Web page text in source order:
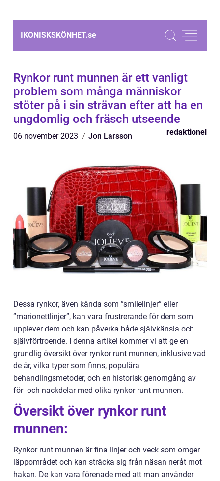
IKONISKSKÖNHET.se
Rynkor runt munnen är ett vanligt
problem som många människor
stöter på i sin strävan efter att ha en
ungdomlig och fräsch utseende
06 november 2023 Jon Larsson redaktionel
Dessa rynkor, även kända som ”smilelinjer” eller
”marionettlinjer”, kan vara frustrerande för dem som
upplever dem och kan påverka både självkänsla och
självförtroende. I denna artikel kommer vi att ge en
grundlig översikt över rynkor runt munnen, inklusive vad
de är, vilka typer som finns, populära
behandlingsmetoder, och en historisk genomgång av
för- och nackdelar med olika rynkor runt munnen.
Översikt över rynkor runt
munnen:
Rynkor runt munnen är fina linjer och veck som omger
läppområdet och kan sträcka sig från näsan neråt mot
hakan. De kan vara förenade med att man använder